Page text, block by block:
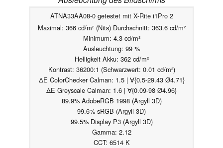
ATNA33AA08-0 getestet mit X-Rite i1Pro 2
Maximal: 366 cd/m² (Nits) Durchschnitt: 363.6 cd/m²
Minimum: 4.3 cd/m²
Ausleuchtung: 99 %
Helligkeit Akku: 362 cd/m²
Kontrast: 36200:1 (Schwarzwert: 0.01 cd/m²)
ΔE ColorChecker Calman: 1.5 | ∀{0.5-29.43 Ø4.71}
ΔE Greyscale Calman: 1.6 | ∀{0.09-98 Ø4.96}
89.9% AdobeRGB 1998 (Argyll 3D)
99.6% sRGB (Argyll 3D)
99.5% Display P3 (Argyll 3D)
Gamma: 2.12
CCT: 6514 K